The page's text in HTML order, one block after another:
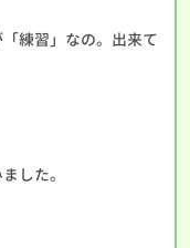
練習」なの。出来て
した。